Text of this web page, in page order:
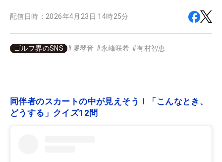
配信日時： 2026年4月23日 14時25分
ゴルフ界のSNS #堀琴音 #永峰咲希 #有村智恵
同伴者のスカートの中が見えそう！「こんなとき、
どうする」クイズ12問